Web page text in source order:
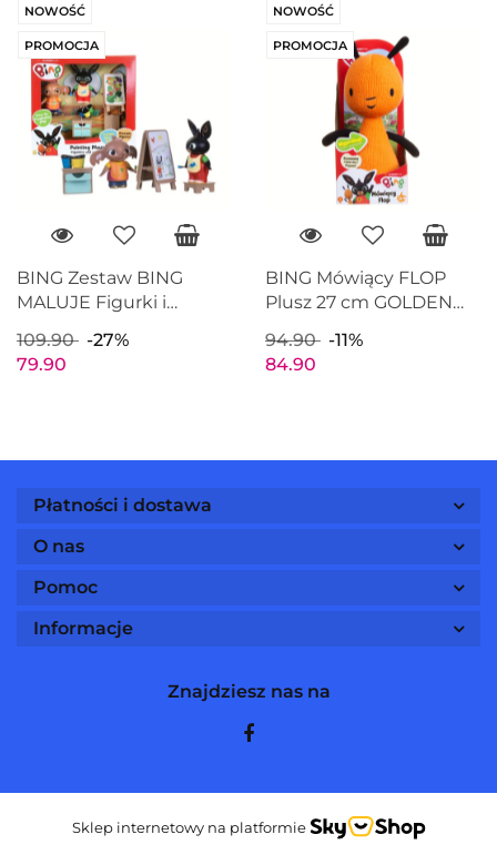
NOWOŚĆ
PROMOCJA
BING Zestaw BING
MALUJE Figurki i
BEAR 3680
109.90
-27%
79.90
NOWOŚĆ
PROMOCJA
BING Mówiący FLOP
Plusz 27 cm GOLDEN
94.90
-11%
84.90
Płatności i dostawa
O nas
Pomoc
Informacje
Znajdziesz nas na
Sklep internetowy na platformie